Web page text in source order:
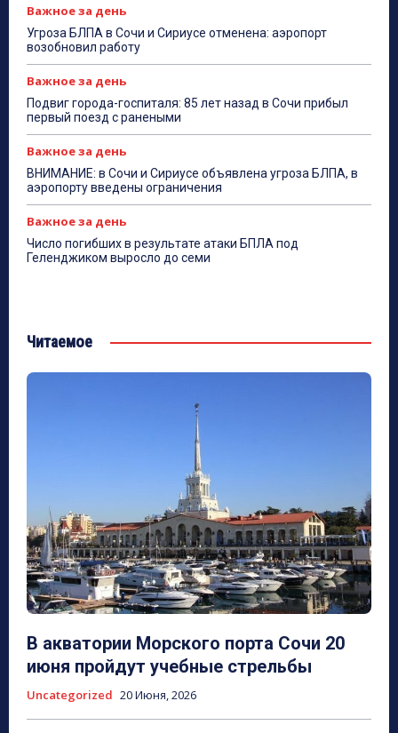
Важное за день
Угроза БЛПА в Сочи и Сириусе отменена: аэропорт
возобновил работу
Важное за день
Подвиг города-госпиталя: 85 лет назад в Сочи прибыл
первый поезд с ранеными
Важное за день
ВНИМАНИЕ: в Сочи и Сириусе объявлена угроза БЛПА, в
аэропорту введены ограничения
Важное за день
Число погибших в результате атаки БПЛА под
Геленджиком выросло до семи
Читаемое
В акватории Морского порта Сочи 20
июня пройдут учебные стрельбы
Uncategorized 20 Июня, 2026